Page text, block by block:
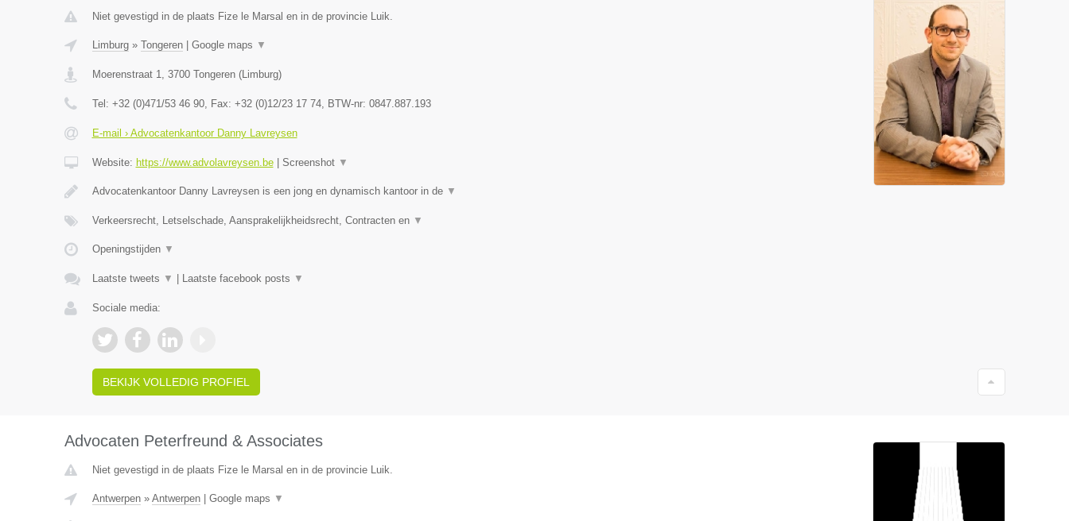
Niet gevestigd in de plaats Fize le Marsal en in de provincie Luik.
Limburg» Tongeren| Google maps ▼
Moerenstraat 1, 3700 Tongeren(Limburg)
Tel: +32 (0)471/53 46 90, Fax: +32 (0)12/23 17 74, BTW-nr: 0847.887.193
E-mail › Advocatenkantoor Danny Lavreysen
Website: https://www.advolavreysen.be| Screenshot ▼
Advocatenkantoor Danny Lavreysen is een jong en dynamisch kantoor in de ▼
Verkeersrecht, Letselschade, Aansprakelijkheidsrecht, Contracten en ▼
Openingstijden ▼
Laatste tweets ▼ Laatste facebook posts ▼
Sociale media:
BEKIJK VOLLEDIG PROFIEL
Advocaten Peterfreund & Associates
Niet gevestigd in de plaats Fize le Marsal en in de provincie Luik.
Antwerpen» Antwerpen| Google maps ▼